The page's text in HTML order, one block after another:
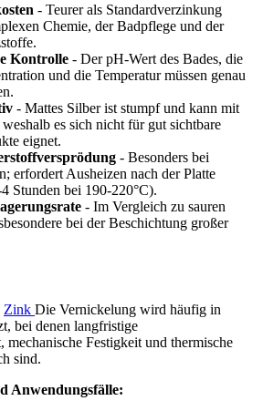
- Teurer als Standardverzinkung
Chemie, der Badpflege und der
Kontrolle - Der pH-Wert des Bades, die
und die Temperatur müssen genau
- Mattes Silber ist stumpf und kann mit
es sich nicht für gut sichtbare
eignet.
- Besonders bei
erfordert Ausheizen nach der Platte
Stunden bei 190-220°C).
- Im Vergleich zu sauren
bei der Beschichtung großer
Zink Die Vernickelung wird häufig in
bei denen langfristige
mechanische Festigkeit und thermische
sind.
Anwendungsfälle: